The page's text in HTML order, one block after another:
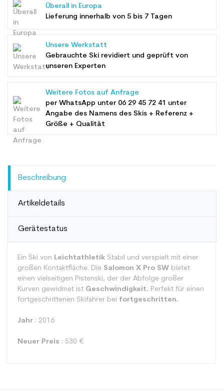
Überall in Europa
Lieferung innerhalb von 5 bis 7 Tagen
Unsere Werkstatt
Gebrauchte Ski revidiert und geprüft von
unseren Experten
Weitere Fotos auf Anfrage
per WhatsApp unter 06 29 45 72 41 unter
Angabe des Namens des Skis + Referenz +
Größe + Qualität
Beschreibung
Artikeldetails
Gerätestatus
Ein Ski von Leichtathletik Stabil und verspielt mit einer
großen Kontaktfläche. Die Salomon X Pro SW bietet
einen vielseitigen Pistenski, der der Abfolge großer
Kurven gewidmet ist Geschwindigkeit. Perfekt für einen
fortgeschrittenen Skifahrer bei fortgeschritten.
Jahr : 2016
Neuer Preis : 530 €